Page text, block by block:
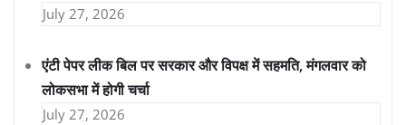
July 27, 2026
एंटी पेपर लीक बिल पर सरकार और विपक्ष में सहमति, मंगलवार को
लोकसभा में होगी चर्चा
July 27, 2026